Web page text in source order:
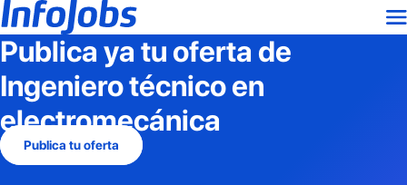
Publica ya tu oferta de
Ingeniero técnico en
electromecánica
Publica tu oferta